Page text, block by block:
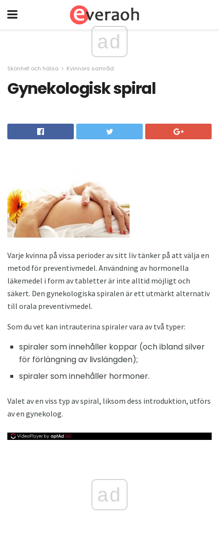
ad
Skönhet och hälsa Kvinnors samråd
Gynekologisk spiral
Varje kvinna på vissa perioder av sitt liv tänker på att välja en
metod för preventivmedel. Användning av hormonella
läkemedel i form av tabletter är inte alltid möjligt och
säkert. Den gynekologiska spiralen är ett utmärkt alternativ
till orala preventivmedel.
Som du vet kan intrauterina spiraler vara av två typer:
spiraler som innehåller koppar (och ibland silver
för förlängning av livslängden);
spiraler som innehåller hormoner.
Valet av en viss typ av spiral, liksom dess introduktion, utförs
av en gynekolog.
ad